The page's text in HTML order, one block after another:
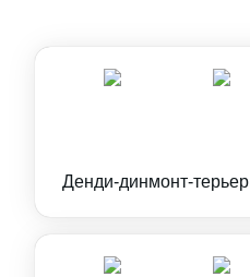
Денди-динмонт-терьер